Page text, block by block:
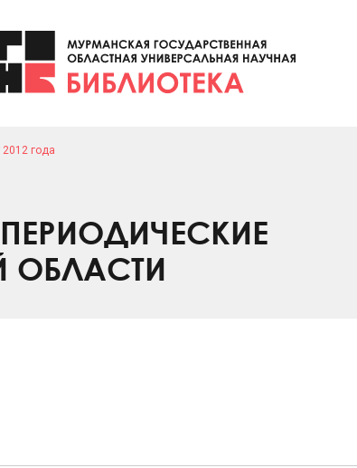
года
ОБЛАСТИ